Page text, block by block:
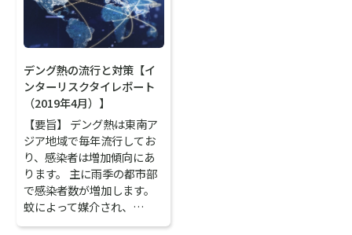
デング熱の流行と対策【イ
ンターリスクタイレポート
（2019年4月）】
【要旨】 デング熱は東南ア
ジア地域で毎年流行してお
り、感染者は増加傾向にあ
ります。 主に雨季の都市部
で感染者数が増加します。
蚊によって媒介され、…